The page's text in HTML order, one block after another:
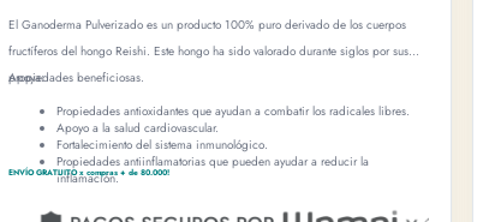
el cultivo y el taller herbal
compartimos lo que estamos cultivando, estudiando y
El Ganoderma Pulverizado es un producto 100% puro derivado de los cuerpos
fructíferos del hongo Reishi. Este hongo ha sido valorado durante siglos por sus
propiedades beneficiosas.
Apoya:
Propiedades antioxidantes que ayudan a combatir los radicales libres.
Apoyo a la salud cardiovascular.
Fortalecimiento del sistema inmunológico.
Propiedades antiinflamatorias que pueden ayudar a reducir la
inflamación.
ENVÍO GRATUITO x compras + de 80.000!